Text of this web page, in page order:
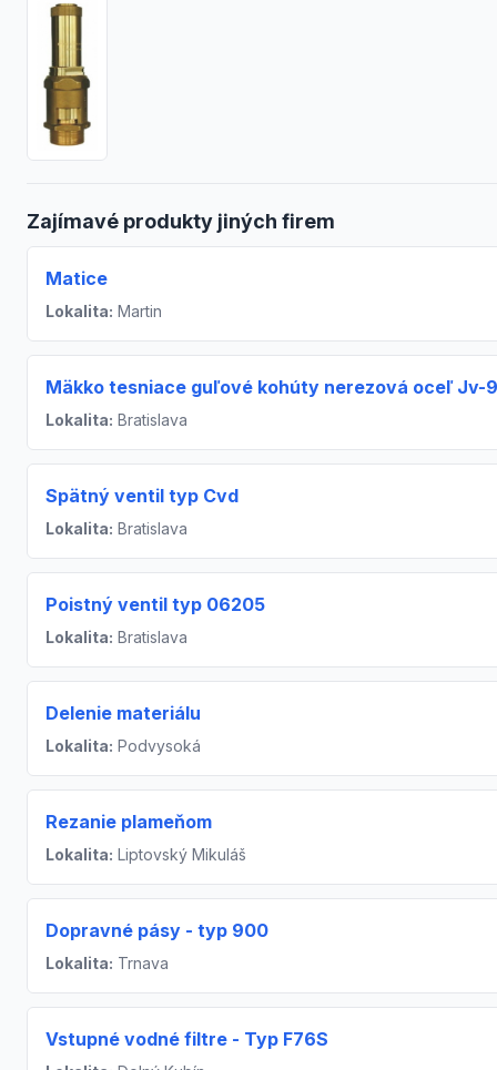
Zajímavé produkty jiných firem
Matice
Lokalita: Martin
Mäkko tesniace guľové kohúty nerezová oceľ Jv-
Lokalita: Bratislava
Spätný ventil typ Cvd
Lokalita: Bratislava
Poistný ventil typ 06205
Lokalita: Bratislava
Delenie materiálu
Lokalita: Podvysoká
Rezanie plameňom
Lokalita: Liptovský Mikuláš
Dopravné pásy - typ 900
Lokalita: Trnava
Vstupné vodné filtre - Typ F76S